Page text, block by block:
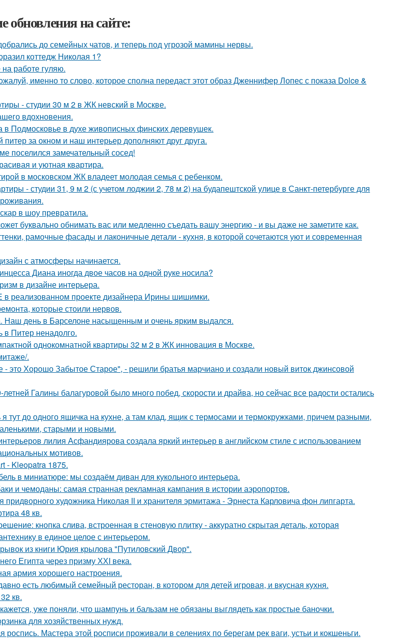
обновления на сайте:
до семейных чатов, и теперь под угрозой мамины нервы.
коттедж Николая 1?
работе гуляю.
именно то слово, которое сполна передаст этот образ Дженнифер Лопес с показа Dolce &
- студии 30 м 2 в ЖК невский в Москве.
вдохновения.
в Подмосковье в духе живописных финских деревушек.
за окном и наш интерьер дополняют друг друга.
поселился замечательный сосед!
и уютная квартира.
в московском ЖК владеет молодая семья с ребенком.
- студии 31, 9 м 2 (с учетом лоджии 2, 78 м 2) на будапештской улице в Санкт-петербурге для
в шоу превратила.
буквально обнимать вас или медленно съедать вашу энергию - и вы даже не заметите как.
рамочные фасады и лаконичные детали - кухня, в которой сочетаются уют и современная
с атмосферы начинается.
Диана иногда двое часов на одной руке носила?
в дизайне интерьера.
в реализованном проекте дизайнера Ирины шишимки.
которые стоили нервов.
Наш день в Барселоне насыщенным и очень ярким выдался.
Питер ненадолго.
однокомнатной квартиры 32 м 2 в ЖК инновация в Москве.
.
- это Хорошо Забытое Старое", - решили братья марчиано и создали новый виток джинсовой
Галины балагуровой было много побед, скорости и драйва, но сейчас все радости остались
тут до одного ящичка на кухне, а там клад, ящик с термосами и термокружками, причем разными,
старыми и новыми.
лилия Асфандиярова создала яркий интерьер в английском стиле с использованием
мотивов.
- Kleopatra 1875.
в миниатюре: мы создаём диван для кукольного интерьера.
и чемоданы: самая странная рекламная кампания в истории аэропортов.
придворного художника Николая II и хранителя эрмитажа - Эрнеста Карловича фон липгарта.
48 кв.
кнопка слива, встроенная в стеновую плитку - аккуратно скрытая деталь, которая
в единое целое с интерьером.
из книги Юрия крылова "Путиловский Двор".
Египта через призму ХХI века.
армия хорошего настроения.
есть любимый семейный ресторан, в котором для детей игровая, и вкусная кухня.
кв.
уже поняли, что шампунь и бальзам не обязаны выглядеть как простые баночки.
для хозяйственных нужд.
роспись. Мастера этой росписи проживали в селениях по берегам рек ваги, устьи и кокшеньги.